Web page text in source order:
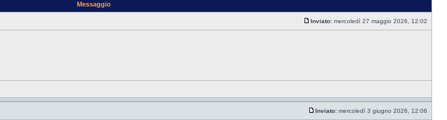
Messaggio
Inviato: mercoledì 27 maggio 2026, 12:02
Inviato: mercoledì 3 giugno 2026, 12:06